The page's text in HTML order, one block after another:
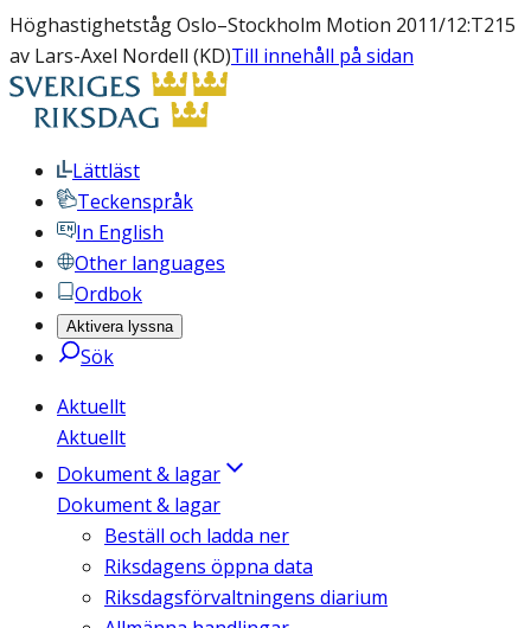
Höghastighetståg Oslo–Stockholm Motion 2011/12:T215
av Lars-Axel Nordell (KD)Till innehåll på sidan
Lättläst
Teckenspråk
In English
Other languages
Ordbok
Aktivera lyssna
Sök
Aktuellt
Aktuellt
Dokument & lagar
Dokument & lagar
Beställ och ladda ner
Riksdagens öppna data
Riksdagsförvaltningens diarium